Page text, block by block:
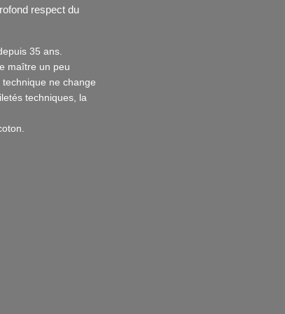
respect du
35 ans.
maître un peu
ne change
techniques, la